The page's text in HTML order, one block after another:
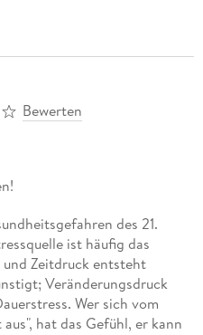
Bewerten
des 21.
ist häufig das
Zeitdruck entsteht
Veränderungsdruck
Wer sich vom
hat das Gefühl, er kann